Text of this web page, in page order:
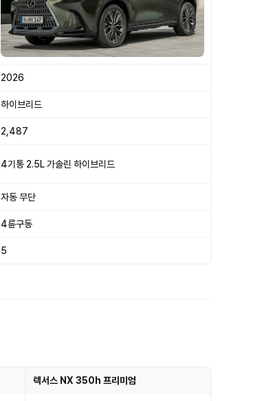
2026
하이브리드
2,487
4기통 2.5L 가솔린 하이브리드
자동 무단
4륜구동
5
렉서스 NX 350h 프리미엄